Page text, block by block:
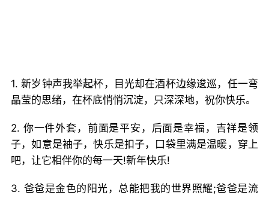
1. 新岁钟声我举起杯，目光却在酒杯边缘逡巡，任一弯
晶莹的思绪，在杯底悄悄沉淀，只深深地，祝你快乐。
2. 你一件外套，前面是平安，后面是幸福，吉祥是领
子，如意是袖子，快乐是扣子，口袋里满是温暖，穿上
吧，让它相伴你的每一天!新年快乐!
3. 爸爸是金色的阳光，总能把我的世界照耀;爸爸是流